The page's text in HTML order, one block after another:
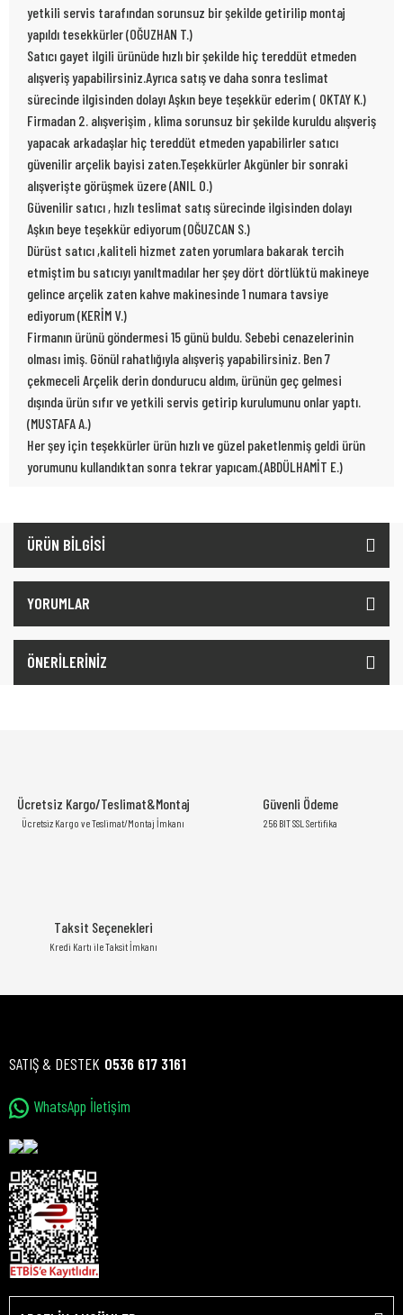
yetkili servis tarafından sorunsuz bir şekilde getirilip montaj
yapıldı tesekkürler (OĞUZHAN T.)
Satıcı gayet ilgili ürünüde hızlı bir şekilde hiç tereddüt etmeden
alışveriş yapabilirsiniz.Ayrıca satış ve daha sonra teslimat
sürecinde ilgisinden dolayı Aşkın beye teşekkür ederim ( OKTAY K.)
Firmadan 2. alışverişim , klima sorunsuz bir şekilde kuruldu alışveriş
yapacak arkadaşlar hiç tereddüt etmeden yapabilirler satıcı
güvenilir arçelik bayisi zaten.Teşekkürler Akgünler bir sonraki
alışverişte görüşmek üzere (ANIL O.)
Güvenilir satıcı , hızlı teslimat satış sürecinde ilgisinden dolayı
Aşkın beye teşekkür ediyorum (OĞUZCAN S.)
Dürüst satıcı ,kaliteli hizmet zaten yorumlara bakarak tercih
etmiştim bu satıcıyı yanıltmadılar her şey dört dörtlüktü makineye
gelince arçelik zaten kahve makinesinde 1 numara tavsiye
ediyorum (KERİM V.)
Firmanın ürünü göndermesi 15 günü buldu. Sebebi cenazelerinin
olması imiş. Gönül rahatlığıyla alışveriş yapabilirsiniz. Ben 7
çekmeceli Arçelik derin dondurucu aldım, ürünün geç gelmesi
dışında ürün sıfır ve yetkili servis getirip kurulumunu onlar yaptı.
(MUSTAFA A.)
Her şey için teşekkürler ürün hızlı ve güzel paketlenmiş geldi ürün
yorumunu kullandıktan sonra tekrar yapıcam.(ABDÜLHAMİT E.)
ÜRÜN BİLGİSİ
YORUMLAR
ÖNERİLERİNİZ
Ücretsiz Kargo/Teslimat&Montaj
Ücretsiz Kargo ve Teslimat/Montaj İmkanı
Güvenli Ödeme
256 BIT SSL Sertifika
Taksit Seçenekleri
Kredi Kartı ile Taksit İmkanı
SATIŞ & DESTEK 0536 617 3161
WhatsApp İletişim